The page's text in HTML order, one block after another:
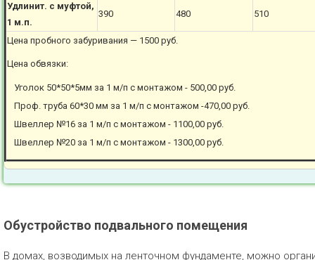
Удлинит. с муфтой,
1 м.п.
390 480 510
Цена пробного забуривания — 1500 руб.
Цена обвязки:
Уголок 50*50*5мм за 1 м/п с монтажом - 500,00 руб.
Проф. труба 60*30 мм за 1 м/п с монтажом -470,00 руб.
Швеллер №16 за 1 м/п с монтажом - 1100,00 руб.
Швеллер №20 за 1 м/п с монтажом - 1300,00 руб.
Обустройство подвального помещения
В домах, возводимых на ленточном фундаменте, можно